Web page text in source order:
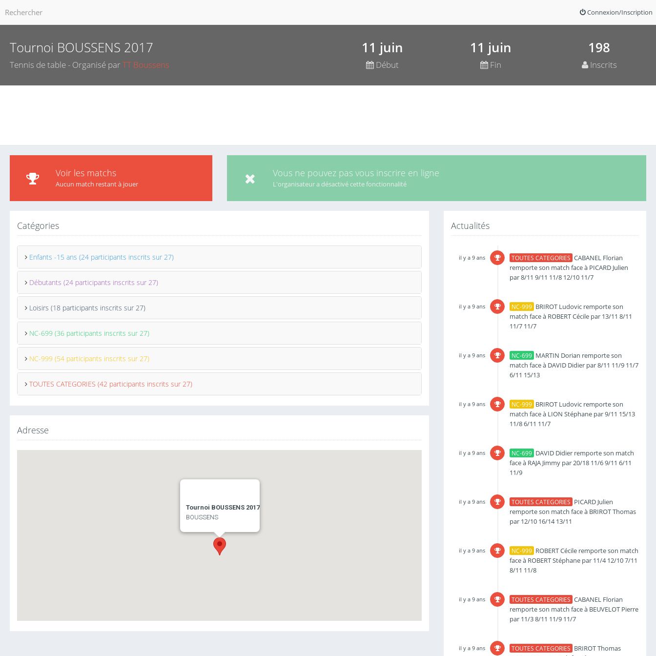
Connexion/Inscription
Tournoi BOUSSENS 2017
Tennis de table - Organisé par TT Boussens
11 juin
Début
11 juin
Fin
198
Inscrits
Voir les matchs
Aucun match restant à jouer
Vous ne pouvez pas vous inscrire en ligne
L'organisateur a désactivé cette fonctionnalité
Catégories
Enfants -15 ans (24 participants inscrits sur 27)
Débutants (24 participants inscrits sur 27)
Loisirs (18 participants inscrits sur 27)
NC-699 (36 participants inscrits sur 27)
NC-999 (54 participants inscrits sur 27)
TOUTES CATEGORIES (42 participants inscrits sur 27)
Adresse
Tournoi BOUSSENS 2017
BOUSSENS
Actualités
il y a 9 ans TOUTES CATEGORIES CABANEL Florian
remporte son match face à PICARD Julien
par 8/11 9/11 11/8 12/10 11/7
il y a 9 ans NC-999 BRIROT Ludovic remporte son
match face à ROBERT Cécile par 13/11 8/11
11/7 11/7
il y a 9 ans NC-699 MARTIN Dorian remporte son
match face à DAVID Didier par 8/11 11/9 11/7
6/11 15/13
il y a 9 ans NC-999 BRIROT Ludovic remporte son
match face à LION Stéphane par 9/11 15/13
11/8 6/11 11/7
il y a 9 ans NC-699 DAVID Didier remporte son match
face à RAJA Jimmy par 20/18 11/6 9/11 6/11
11/9
il y a 9 ans TOUTES CATEGORIES PICARD Julien
remporte son match face à BRIROT Thomas
par 12/10 16/14 13/11
il y a 9 ans NC-999 ROBERT Cécile remporte son match
face à ROBERT Stéphane par 11/4 12/10 7/11
8/11 11/8
il y a 9 ans TOUTES CATEGORIES CABANEL Florian
remporte son match face à BEUVELOT Pierre
par 11/3 8/11 11/9 11/7
il y a 9 ans TOUTES CATEGORIES BRIROT Thomas